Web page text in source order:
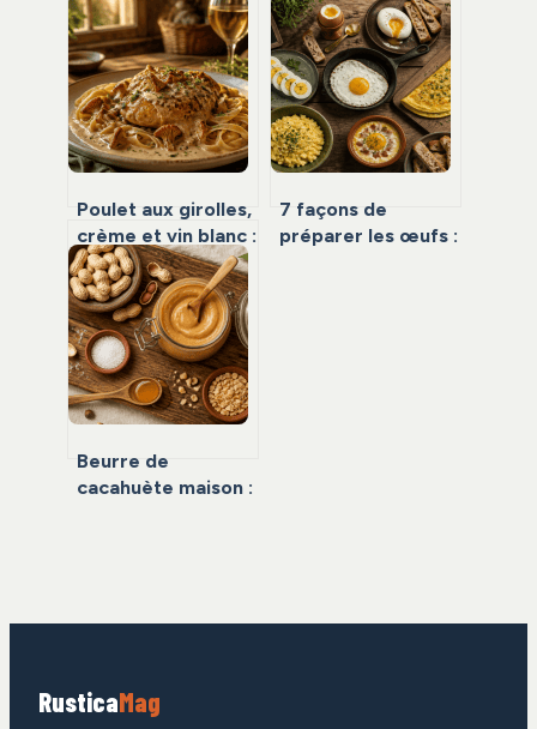
Poulet aux girolles,
crème et vin blanc :
3 astuces pour une
sauce onctueuse
sans trancher
7 façons de
préparer les œufs :
Beurre de
cacahuète maison :
RusticaMag